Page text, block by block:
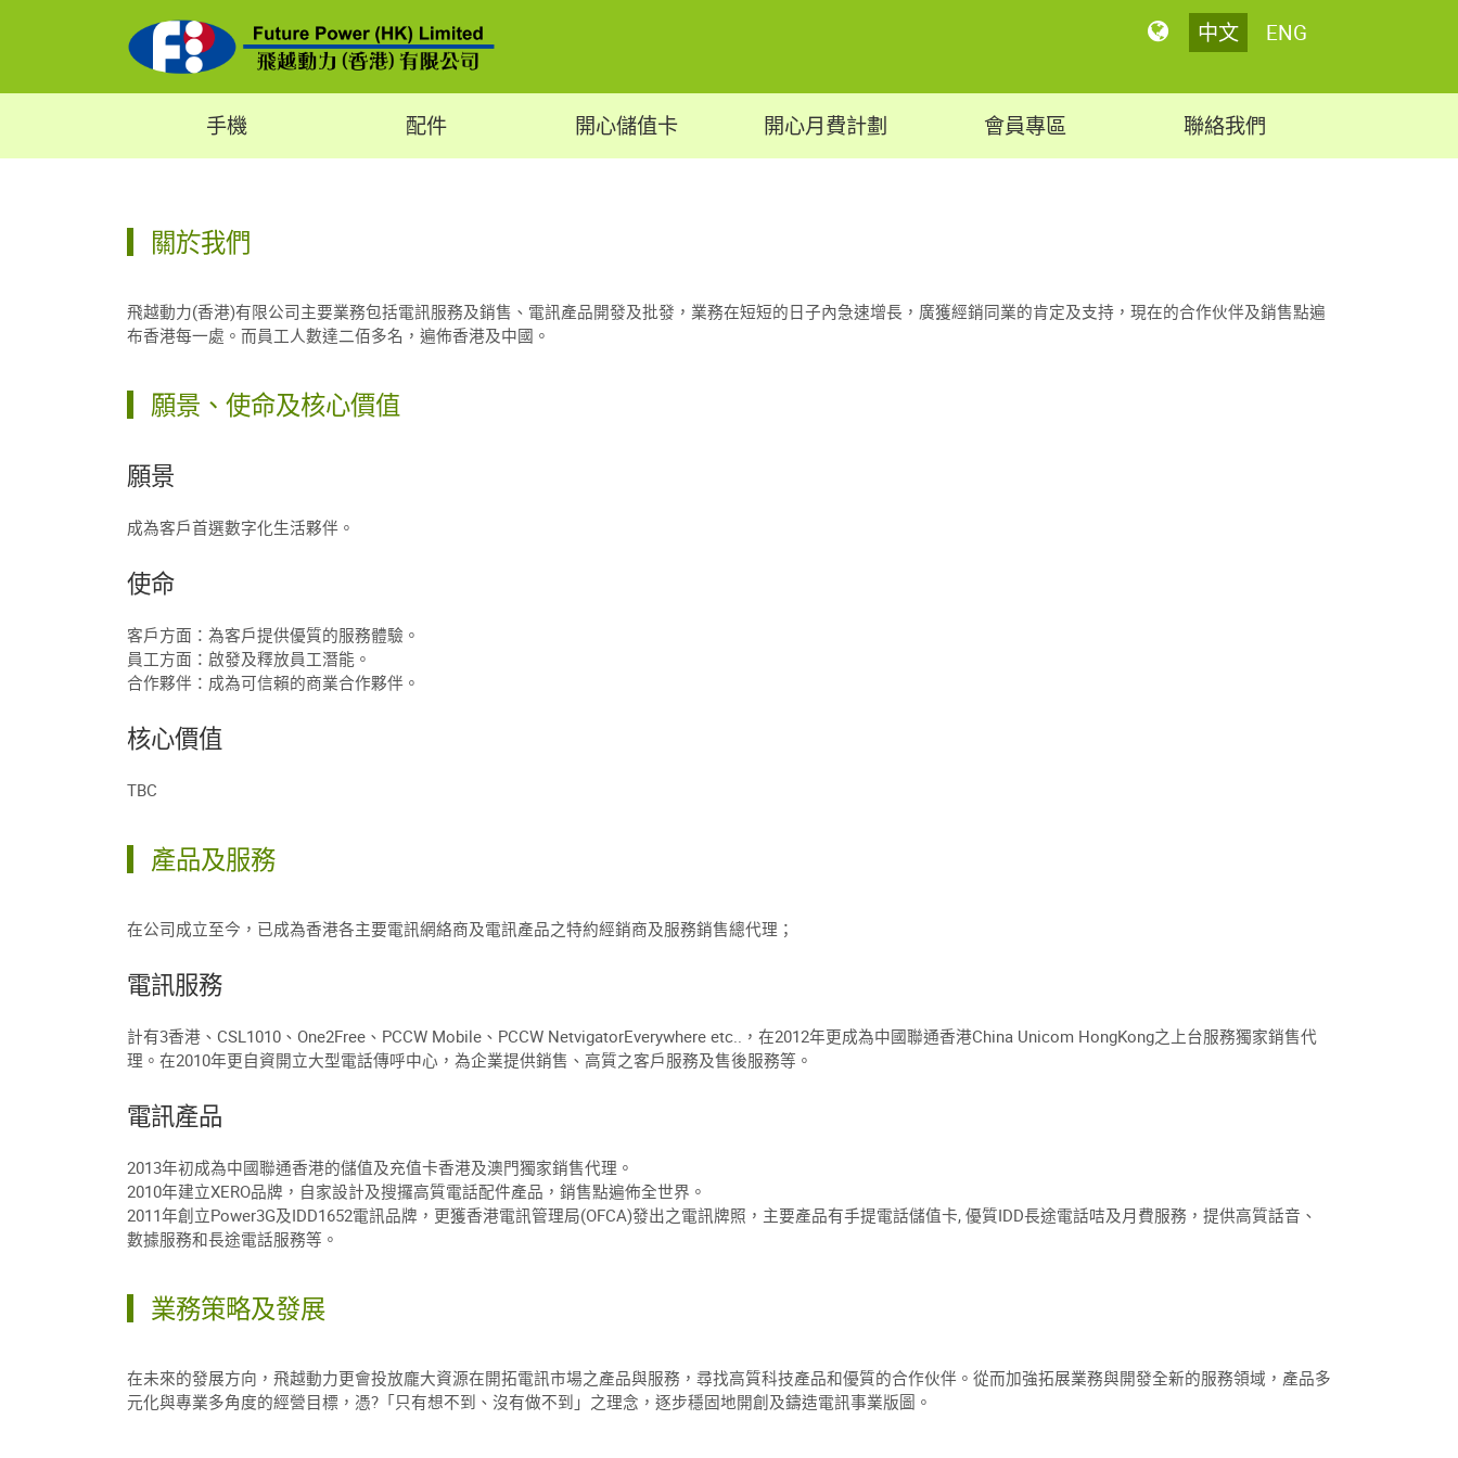
中文 ENG
手機 配件 開心儲值卡 開心月費計劃 會員專區 聯絡我們
關於我們
飛越動力(香港)有限公司主要業務包括電訊服務及銷售、電訊產品開發及批發，業務在短短的日子內急速增長，廣獲經銷同業的肯定及支持，現在的合作伙伴及銷售點遍
布香港每一處。而員工人數達二佰多名，遍佈香港及中國。
願景、使命及核心價值
願景
成為客戶首選數字化生活夥伴。
使命
客戶方面：為客戶提供優質的服務體驗。
員工方面：啟發及釋放員工潛能。
合作夥伴：成為可信賴的商業合作夥伴。
核心價值
TBC
產品及服務
在公司成立至今，已成為香港各主要電訊網絡商及電訊產品之特約經銷商及服務銷售總代理；
電訊服務
計有3香港、CSL1010、One2Free、PCCW Mobile、PCCW NetvigatorEverywhere etc..，在2012年更成為中國聯通香港China Unicom HongKong之上台服務獨家銷售代
理。在2010年更自資開立大型電話傳呼中心，為企業提供銷售、高質之客戶服務及售後服務等。
電訊產品
2013年初成為中國聯通香港的儲值及充值卡香港及澳門獨家銷售代理。
2010年建立XERO品牌，自家設計及搜攞高質電話配件產品，銷售點遍佈全世界。
2011年創立Power3G及IDD1652電訊品牌，更獲香港電訊管理局(OFCA)發出之電訊牌照，主要產品有手提電話儲值卡, 優質IDD長途電話咭及月費服務，提供高質話音、
數據服務和長途電話服務等。
業務策略及發展
在未來的發展方向，飛越動力更會投放龐大資源在開拓電訊市場之產品與服務，尋找高質科技產品和優質的合作伙伴。從而加強拓展業務與開發全新的服務領域，產品多
元化與專業多角度的經營目標，憑?「只有想不到、沒有做不到」之理念，逐步穩固地開創及鑄造電訊事業版圖。